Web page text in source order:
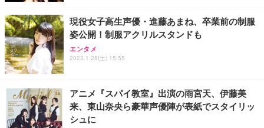
現役女子高生声優・進藤あまね、卒業前の制服
姿公開！制服アクリルスタンドも
エンタメ
2023.1.28(土) 15:55
アニメ『スパイ教室』出演の雨宮天、伊藤美
来、東山奈央ら豪華声優陣が表紙でスタイリッ
シュに